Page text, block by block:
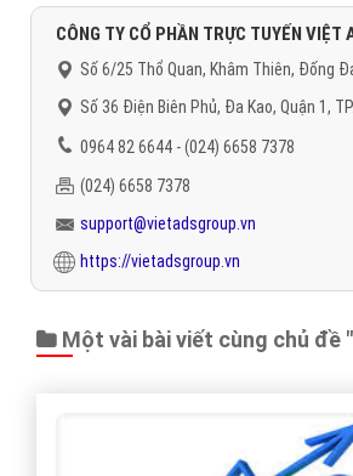
CÔNG TY CỔ PHẦN TRỰC TUYẾN VIỆT
Số 6/25 Thổ Quan, Khâm Thiên, Đống
Số 36 Điện Biên Phủ, Đa Kao, Quận 1,
0964 82 6644 - (024) 6658 7378
(024) 6658 7378
support@vietadsgroup.vn
https://vietadsgroup.vn
Một vài bài viết cùng chủ đề